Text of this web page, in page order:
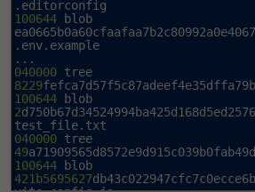
100644 blob
.env.example
040000
8229
100644
2
040000
49
100644
421b5695627